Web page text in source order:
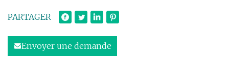
PARTAGER
Envoyer une demande